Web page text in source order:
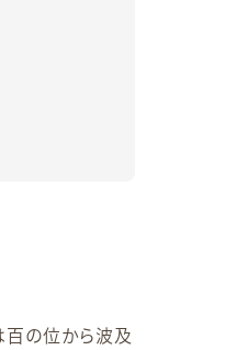
百の位から波及